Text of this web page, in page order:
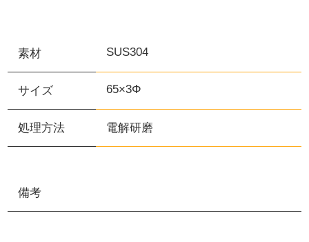
素材 SUS304
サイズ 65×3Φ
処理方法 電解研磨
備考